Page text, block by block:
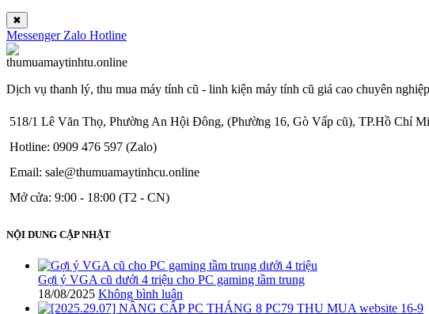
✖
Messenger Zalo Hotline
Dịch vụ thanh lý, thu mua máy tính cũ - linh kiện máy tính cũ giá cao chuyên
518/1 Lê Văn Thọ, Phường An Hội Đông, (Phường 16, Gò Vấp cũ), TP.Hồ Chí
Hotline: 0909 476 597 (Zalo)
Email: sale@thumuamaytinhcu.online
Mở cửa: 9:00 - 18:00 (T2 - CN)
NỘI DUNG CẬP NHẬT
Gợi ý VGA cũ dưới 4 triệu cho PC gaming tầm trung
18/08/2025 Không bình luận